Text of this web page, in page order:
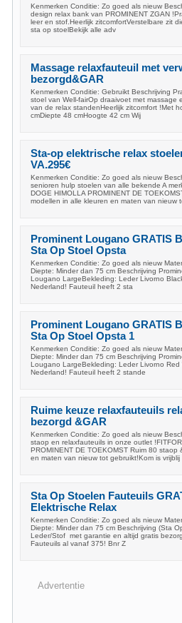
Kenmerken Conditie: Zo goed als nieuw
design relax bank van PROMINENT ZGAN
leer en stof.Heerlijk zitcomfortVerstelbare zit
sta op stoelBekijk alle adv
Massage relaxfauteuil met
bezorgd&GAR
Kenmerken Conditie: Gebruikt Beschrijving
stoel van Well-fairOp draaivoet met massage
van de relax standenHeerlijk zitcomfort !Met
cmDiepte 48 cmHoogte 42 cm Wij
Sta-op elektrische relax
VA.295€
Kenmerken Conditie: Zo goed als nieuw
senioren hulp stoelen van alle bekende A
DOGE HIMOLLA PROMINENT DE
modellen in alle kleuren en maten van nieuw
Prominent Lougano GRATIS
Sta Op Stoel Opsta
Kenmerken Conditie: Zo goed als nieuw
Diepte: Minder dan 75 cm Beschrijving
Lougano LargeBekleding: Leder Livorno
Nederland! Fauteuil heeft 2 sta
Prominent Lougano GRATIS
Sta Op Stoel Opsta 1
Kenmerken Conditie: Zo goed als nieuw
Diepte: Minder dan 75 cm Beschrijving
Lougano LargeBekleding: Leder Livorno
Nederland! Fauteuil heeft 2 stande
Ruime keuze relaxfauteuils
bezorgd &GAR
Kenmerken Conditie: Zo goed als nieuw
staop en relaxfauteuils in onze outlet
PROMINENT DE TOEKOMST Ruim 80 staop
en maten van nieuw tot gebruikt!Kom is vrijblij
Sta Op Stoelen Fauteuils
Elektrische Relax
Kenmerken Conditie: Zo goed als nieuw
Diepte: Minder dan 75 cm Beschrijving (Sta
Leder/Stof met garantie en altijd gratis
Fauteuils al vanaf 375! Bnr Z
Advertentie